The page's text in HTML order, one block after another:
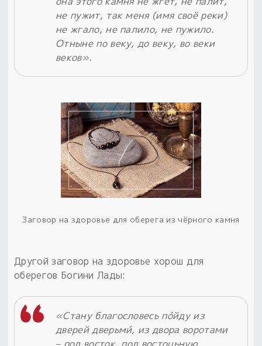
не пужит, так меня (имя своё реки)
не жгало, не палило, не пужило.
Отныне по веку, до веку, во веки
веков».
Заговор на здоровье для оберега из чёрного камня
Другой заговор на здоровье хорош для
оберегов Богини Лады:
«Стану благословесь по́йду из
дверей дверьми́, из двора воротами
– под восток, под востоцьную